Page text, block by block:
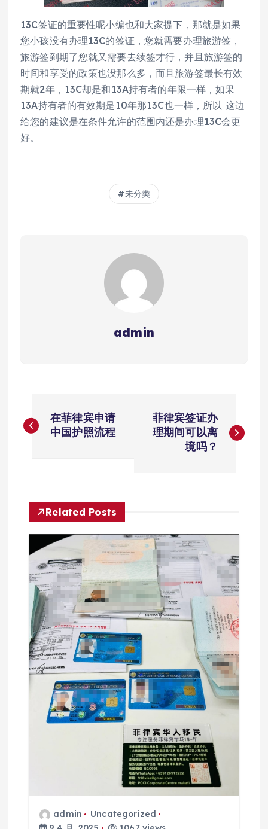
13C签证的重要性呢小编也和大家提下，那就是如果
您小孩没有办理13C的签证，您就需要办理旅游签，
旅游签到期了您就又需要去续签才行，并且旅游签的
时间和享受的政策也没那么多，而且旅游签最长有效
期就2年，13C却是和13A持有者的年限一样，如果
13A持有者的有效期是10年那13C也一样，所以 这边
给您的建议是在条件允许的范围内还是办理13C会更
好。
未分类
admin
章
航
在菲律宾申请
中国护照流程
菲律宾签证办
理期间可以离
境吗？
Related Posts
admin
Uncategorized